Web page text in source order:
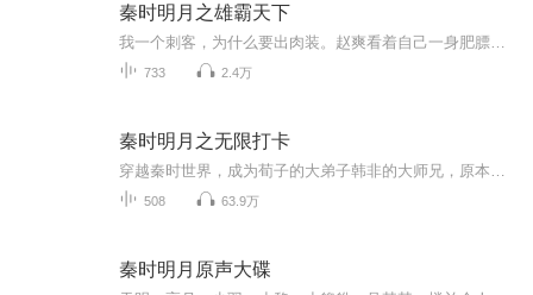
秦时明月之雄霸天下
733 2.4万
秦时明月之无限打卡
508 63.9万
秦时明月原声大碟